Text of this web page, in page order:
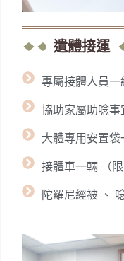
遺體接運
專屬接體人員一
協助家屬助唸事
大體專用安置袋
接體車一輛 （
陀羅尼經被 、